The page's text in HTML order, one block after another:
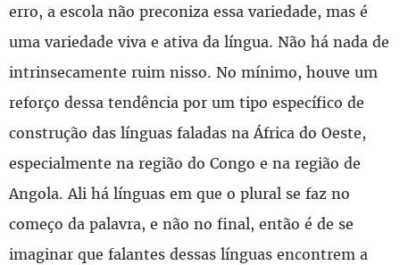
erro, a escola não preconiza essa variedade, mas é
uma variedade viva e ativa da língua. Não há nada de
intrinsecamente ruim nisso. No mínimo, houve um
reforço dessa tendência por um tipo específico de
construção das línguas faladas na África do Oeste,
especialmente na região do Congo e na região de
Angola. Ali há línguas em que o plural se faz no
começo da palavra, e não no final, então é de se
imaginar que falantes dessas línguas encontrem a